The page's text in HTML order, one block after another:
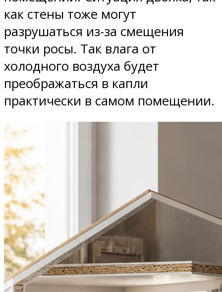
как стены тоже могут
разрушаться из-за смещения
точки росы. Так влага от
холодного воздуха будет
преображаться в капли
практически в самом помещении.